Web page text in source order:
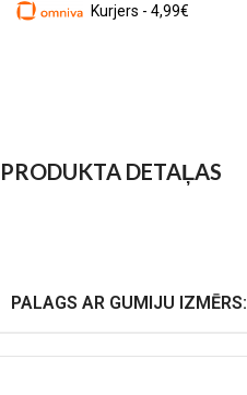
Kurjers - 4,99€
PRODUKTA DETAĻAS
PALAGS AR GUMIJU IZMĒRS: